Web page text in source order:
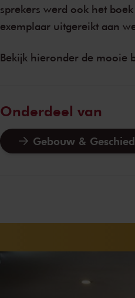
sprekers werd ook het boek
exemplaar uitgereikt aan
Bekijk hieronder de mooie
Onderdeel van
Gebouw &